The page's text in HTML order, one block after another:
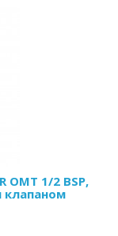
OMT 1/2 BSP,
клапаном